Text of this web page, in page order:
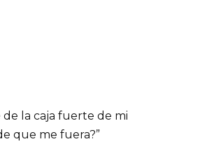
de la caja fuerte de mi
que me fuera?”